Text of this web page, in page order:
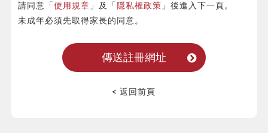
請同意「使用規章 」及「 隱私權政策 」後進入下一頁。
未成年必須先取得家長的同意。
< 返回前頁